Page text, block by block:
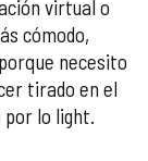
virtual o
cómodo,
necesito
tirado en el
por lo light.